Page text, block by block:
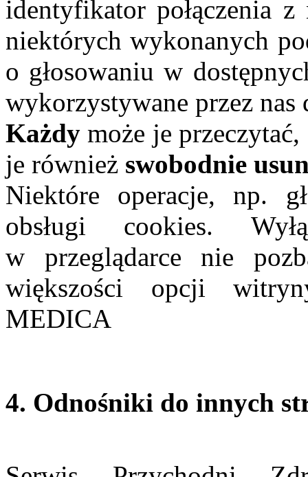
identyfikator połączenia
niektórych wykonanych
o głosowaniu w
wykorzystywane przez
Każdy może je
je również swobodnie
Niektóre operacje, np.
obsługi cookies.
w przeglądarce nie
większości opcji
MEDICA
4. Odnośniki do innych